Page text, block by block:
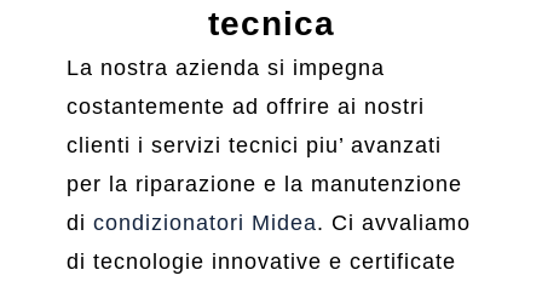
tecnica
La nostra azienda si impegna
costantemente ad offrire ai nostri
clienti i servizi tecnici piu’ avanzati
per la riparazione e la manutenzione
di condizionatori Midea. Ci avvaliamo
di tecnologie innovative e certificate